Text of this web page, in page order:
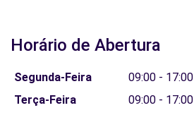
Horário de Abertura
Segunda-Feira
09:00 - 17:00
Terça-Feira
09:00 - 17:00